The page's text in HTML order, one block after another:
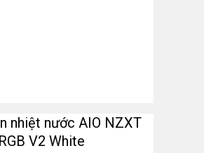
nhiệt nước AIO NZXT
V2 White